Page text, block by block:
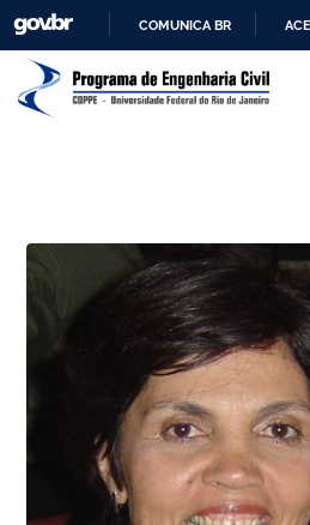
PARA
COMUNICA BR